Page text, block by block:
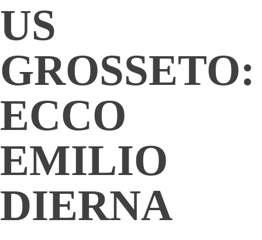
US
GROSSETO:
ECCO
EMILIO
DIERNA